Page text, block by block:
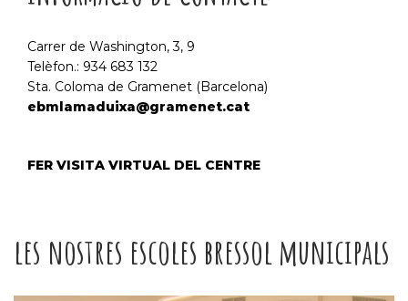
Carrer de Washington, 3, 9
Telèfon.: 934 683 132
Sta. Coloma de Gramenet (Barcelona)
ebmlamaduixa@gramenet.cat
FER VISITA VIRTUAL DEL CENTRE
les nostres escoles bressol municipals